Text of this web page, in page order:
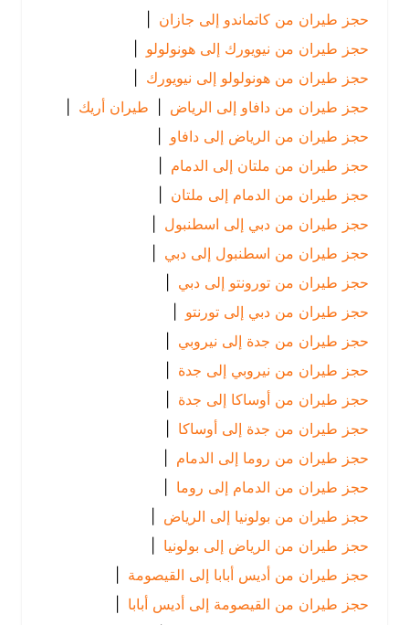
حجز طيران من كاتماندو إلى جازان
|
حجز طيران من نيويورك إلى هونولولو |
حجز طيران من هونولولو إلى نيويورك |
حجز طيران من دافاو إلى الرياض
| طيران أريك
|
حجز طيران من الرياض إلى دافاو
|
حجز طيران من ملتان إلى الدمام
|
حجز طيران من الدمام إلى ملتان |
حجز طيران من دبي إلى اسطنبول |
حجز طيران من اسطنبول إلى دبي |
حجز طيران من تورونتو إلى دبي |
حجز طيران من دبي إلى تورنتو |
حجز طيران من جدة إلى نيروبي |
حجز طيران من نيروبي إلى جدة
حجز طيران من أوساكا إلى جدة
حجز طيران من جدة إلى أوساكا |
حجز طيران من روما إلى الدمام
|
حجز طيران من الدمام إلى روما
|
حجز طيران من بولونيا إلى الرياض
|
حجز طيران من الرياض إلى بولونيا
|
حجز طيران من أديس أبابا إلى القيصومة |
حجز طيران من القيصومة إلى أديس أبابا |